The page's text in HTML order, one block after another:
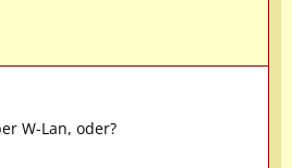
W-Lan, oder?